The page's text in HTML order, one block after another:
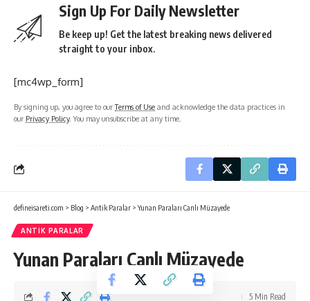
Sign Up For Daily Newsletter
Be keep up! Get the latest breaking news delivered
straight to your inbox.
[mc4wp_form]
By signing up, you agree to ourTerms of Use and acknowledge the data practices in
our Privacy Policy. You may unsubscribe at any time.
defineisareti.com > Blog > Antik Paralar >Yunan Paraları Canlı Müzayede
ANTIK PARALAR
Yunan Paraları Canlı Müzayede
5 Min Read